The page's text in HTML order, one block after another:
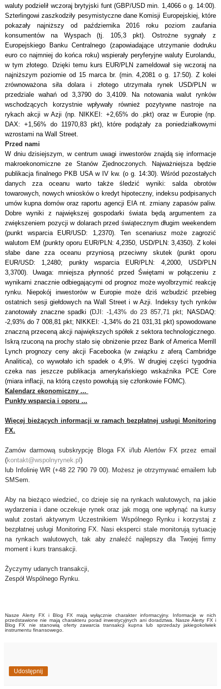
waluty podzielił wczoraj brytyjski funt (GBP/USD min. 1,4066 o g. 14:00).
Szterlingowi zaszkodziły pesymistyczne dane Komisji Europejskiej, które
pokazały najniższy od października 2016 roku poziom zaufania
konsumentów na Wyspach (tj. 105,3 pkt). Ostrożne sygnały z
Europejskiego Banku Centralnego (zapowiadające utrzymanie dodruku
euro co najmniej do końca roku) wspierały peryferyjne waluty Eurolandu,
w tym złotego. Dzięki temu kurs EUR/PLN zameldował się wczoraj na
najniższym poziomie od 15 marca br. (min. 4,2081 o g. 17:50). Z kolei
zrównoważona siła dolara i złotego utrzymała rynek USD/PLN w
przedziale wahań od 3,3790 do 3,4109. Na notowania walut rynków
wschodzących korzystnie wpływały również pozytywne nastroje na
rykach akcji w Azji (np. NIKKEI: +2,65% do .pkt) oraz w Europie (np.
DAX: +1,56% do 11970,83 pkt), które podążały za poniedziałkowymi
wzrostami na Wall Street.
Przed nami
W dniu dzisiejszym, w centrum uwagi inwestorów znajdą się informacje
makroekonomiczne ze Stanów Zjednoczonych. Najważniejsza będzie
publikacja finalnego PKB USA w IV kw. (o g. 14:30). Wśród pozostałych
danych zza oceanu warto także śledzić wyniki: salda obrotów
towarowych, nowych wniosków o kredyt hipoteczny, indeksu podpisanych
umów kupna domów oraz raportu agencji EIA nt. zmiany zapasów paliw.
Dobre wyniki z największej gospodarki świata będą argumentem za
zwiększeniem pozycji w dolarach przed świątecznym długim weekendem
(punkt wsparcia EUR/USD: 1,2370). Ten scenariusz może zagrozić
walutom EM (punkty oporu EUR/PLN: 4,2350, USD/PLN: 3,4350). Z kolei
słabe dane zza oceanu przyniosą przeciwny skutek (punkt oporu
EUR/USD: 1,2480; punkty wsparcia EUR/PLN: 4,2000, USD/PLN
3,3700). Uwaga: mniejsza płynność przed Świętami w połączeniu z
wynikami znacznie odbiegającymi od prognoz może wyolbrzymić reakcję
rynku. Niepokój inwestorów w Europie może dziś wzbudzić przebieg
ostatnich sesji giełdowych na Wall Street i w Azji. Indeksy tych rynków
zanotowały znaczne spadki (DJI: -1,43% do 23 857,71 pkt; NASDAQ:
-2,93% do 7 008,81 pkt; NIKKEI: -1,34% do 21 031,31 pkt) spowodowane
znaczną przeceną akcji największych spółek z sektora technologicznego.
Iskrą rzuconą na prochy stało się obniżenie przez Bank of America Merrill
Lynch prognozy ceny akcji Facebooka (w związku z aferą Cambridge
Analitica), co wywołało ich spadek o 4,9%. W drugiej części tygodnia
czeka nas jeszcze publikacja amerykańskiego wskaźnika PCE Core
(miara inflacji, na którą często powołują się członkowie FOMC).
Kalendarz ekonomiczny ...
Punkty wsparcia i oporu ...
Więcej bieżących informacji w ramach bezpłatnej usługi Monitoring
FX.
Zamów darmową subskrypcję Bloga FX i/lub Alertów FX przez email
(kontakt@wspolnyrynek.pl)
lub Infolinię WR (+48 22 790 79 00). Możesz je otrzymywać emailem lub
SMSem.
Aby na bieżąco wiedzieć, co dzieje się na rynkach walutowych, na jakie
wydarzenia i dane oczekuje rynek oraz jak mogą one wpłynąć na kursy
walut zostań aktywnym Uczestnikiem Wspólnego Rynku i korzystaj z
bezpłatnej usługi Monitoring FX. Nasi eksperci stale monitorują sytuację
na rynkach walutowych, tak aby znaleźć najlepszy dla Twojej firmy
moment i kurs transakcji.
Życzymy udanych transakcji,
Zespół Wspólnego Rynku.
Nasze Alerty FX i Blog FX mają wyłącznie charakter informacyjny. Informacje w nich
przedstawione nie mają charakteru porad inwestycyjnych ani doradztwa. Nasze Alerty FX i
Blog FX nie stanowią oferty zawarcia transakcji kupna lub sprzedaży jakiegokolwiek
instrumentu finansowego.
Udostępnij